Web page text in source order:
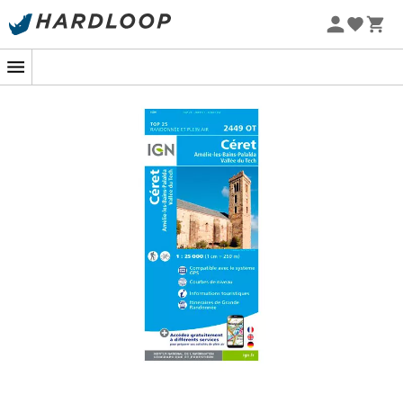
Promos d'été 🔥 -5 % EXTRA dès 2 produits* code Summer5